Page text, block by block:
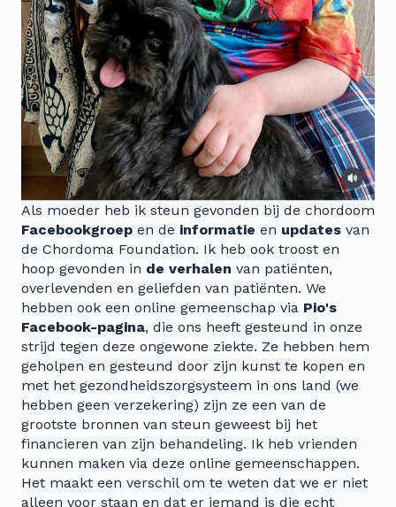
Als moeder heb ik steun gevonden bij de chordoom
Facebookgroep en de informatie en updates van
de Chordoma Foundation. Ik heb ook troost en
hoop gevonden in de verhalen van patiënten,
overlevenden en geliefden van patiënten. We
hebben ook een online gemeenschap via Pio's
Facebook-pagina, die ons heeft gesteund in onze
strijd tegen deze ongewone ziekte. Ze hebben hem
geholpen en gesteund door zijn kunst te kopen en
met het gezondheidszorgsysteem in ons land (we
hebben geen verzekering) zijn ze een van de
grootste bronnen van steun geweest bij het
financieren van zijn behandeling. Ik heb vrienden
kunnen maken via deze online gemeenschappen.
Het maakt een verschil om te weten dat we er niet
alleen voor staan en dat er iemand is die echt